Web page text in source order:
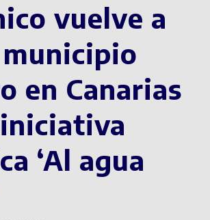
vuelve a
en Canarias
‘Al agua